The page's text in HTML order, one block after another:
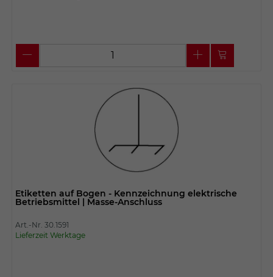
Etiketten auf Bogen - Kennzeichnung elektrische
Betriebsmittel | Masse-Anschluss
Art.-Nr. 30.1591
Lieferzeit Werktage